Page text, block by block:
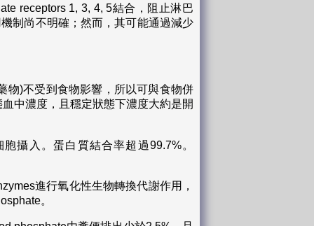
receptors 1, 3, 4, 5結合，阻止淋巴
制尚不明確；然而，其可能通過減少
物)不受到食物影響，所以可與食物併
中濃度，且穩定狀態下濃度大約是開
攝入。蛋白質結合率超過99.7%。
進行氧化性生物轉換代謝作用，
。